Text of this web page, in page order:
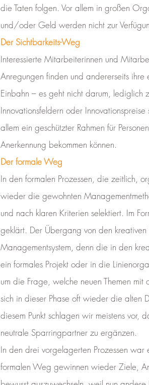
die Taten folgen. Vor allem in großen
und/oder Geld werden nicht zur
Der Sichtbarkeits-Weg
Interessierte Mitarbeiterinnen und
Anregungen finden und andererseits
Einbahn – es geht nicht darum, lediglich
Innovationsfeldern oder
allem ein geschützter Rahmen für
Anerkennung bekommen können.
Der formale Weg
In den formalen Prozessen, die zeitlich,
wieder die gewohnten
und nach klaren Kriterien selektiert. Im
geklärt. Der Übergang von den kreativen
Managementsystem, denn die in den
ein formales Projekt oder in die
um die Frage, welche neuen Themen
sich in dieser Phase oft wieder die alten
diesem Punkt schlagen wir meistens vor,
neutrale Sparringpartner zu ergänzen.
In den drei vorgelagerten Prozessen
formalen Weg gewinnen wieder Ziele,